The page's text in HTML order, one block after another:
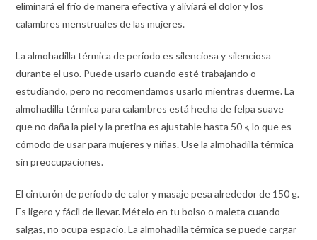
eliminará el frío de manera efectiva y aliviará el dolor y los
calambres menstruales de las mujeres.
La almohadilla térmica de período es silenciosa y silenciosa
durante el uso. Puede usarlo cuando esté trabajando o
estudiando, pero no recomendamos usarlo mientras duerme. La
almohadilla térmica para calambres está hecha de felpa suave
que no daña la piel y la pretina es ajustable hasta 50 «, lo que es
cómodo de usar para mujeres y niñas. Use la almohadilla térmica
sin preocupaciones.
El cinturón de período de calor y masaje pesa alrededor de 150 g.
Es ligero y fácil de llevar. Mételo en tu bolso o maleta cuando
salgas, no ocupa espacio. La almohadilla térmica se puede cargar